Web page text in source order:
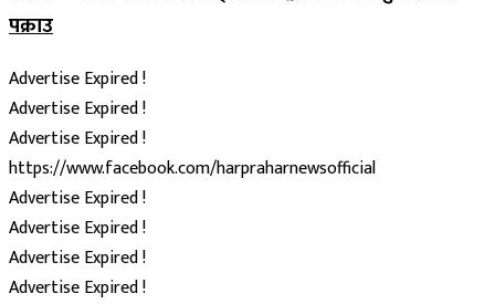
पक्राउ
Advertise Expired !
Advertise Expired !
Advertise Expired !
https://www.facebook.com/harpraharnewsofficial
Advertise Expired !
Advertise Expired !
Advertise Expired !
Advertise Expired !